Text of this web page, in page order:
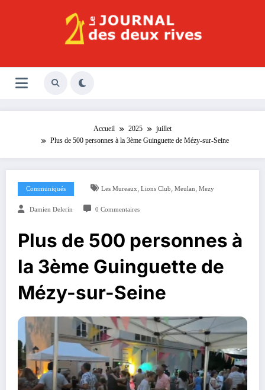
Le Journal des Deux Rives
Accueil 2025
juillet
Plus de 500 personnes à la 3ème Guinguette de Mézy-sur-Seine
Communiqués Les Mureaux Lions Club Meulan Mezy
Damien Delerin 0 Commentaires
Plus de 500 personnes à
la 3ème Guinguette de
Mézy-sur-Seine